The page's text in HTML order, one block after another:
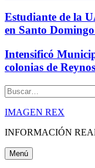
Estudiante de la
en Santo
Intensificó
colonias de
Buscar
IMAGEN REX
INFORMACIÓN
Menú